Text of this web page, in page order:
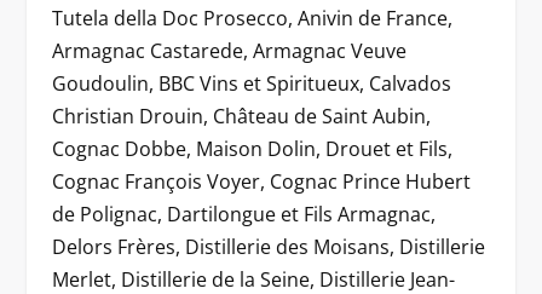
Tutela della Doc Prosecco, Anivin de France,
Armagnac Castarede, Armagnac Veuve
Goudoulin, BBC Vins et Spiritueux, Calvados
Christian Drouin, Château de Saint Aubin,
Cognac Dobbe, Maison Dolin, Drouet et Fils,
Cognac François Voyer, Cognac Prince Hubert
de Polignac, Dartilongue et Fils Armagnac,
Delors Frères, Distillerie des Moisans, Distillerie
Merlet, Distillerie de la Seine, Distillerie Jean-